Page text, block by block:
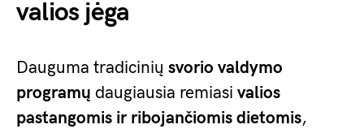
valios jėga
Dauguma tradicinių svorio valdymo
programų daugiausia remiasi valios
pastangomis ir ribojančiomis dietomis,